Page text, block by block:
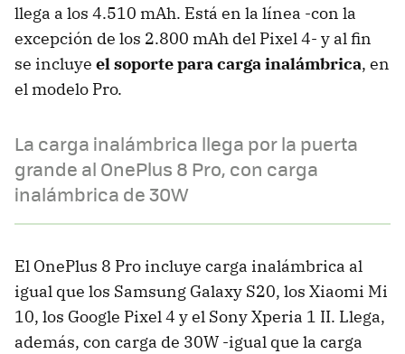
llega a los 4.510 mAh. Está en la línea -con la
excepción de los 2.800 mAh del Pixel 4- y al fin
se incluye el soporte para carga inalámbrica, en
el modelo Pro.
La carga inalámbrica llega por la puerta
grande al OnePlus 8 Pro, con carga
inalámbrica de 30W
El OnePlus 8 Pro incluye carga inalámbrica al
igual que los Samsung Galaxy S20, los Xiaomi Mi
10, los Google Pixel 4 y el Sony Xperia 1 II. Llega,
además, con carga de 30W -igual que la carga